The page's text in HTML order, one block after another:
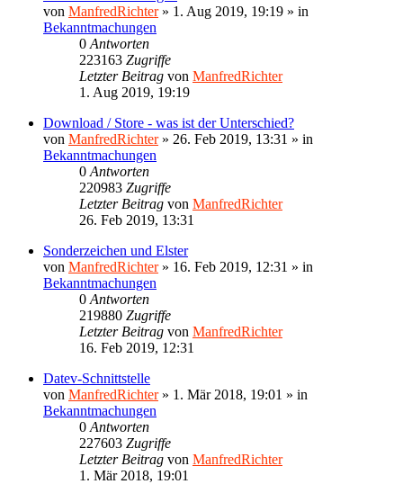
von ManfredRichter» 1. Aug 2019, 19:19 » in
Bekanntmachungen
0 Antworten
223163 Zugriffe
Letzter Beitrag von ManfredRichter
1. Aug 2019, 19:19
Download / Store - was ist der Unterschied?
von ManfredRichter» 26. Feb 2019, 13:31 » in
Bekanntmachungen
0 Antworten
220983 Zugriffe
Letzter Beitrag von ManfredRichter
26. Feb 2019, 13:31
Sonderzeichen und Elster
von ManfredRichter» 16. Feb 2019, 12:31 » in
Bekanntmachungen
0 Antworten
219880 Zugriffe
Letzter Beitrag von ManfredRichter
16. Feb 2019, 12:31
Datev-Schnittstelle
von ManfredRichter» 1. Mär 2018, 19:01 » in
Bekanntmachungen
0 Antworten
227603 Zugriffe
Letzter Beitrag von ManfredRichter
1. Mär 2018, 19:01